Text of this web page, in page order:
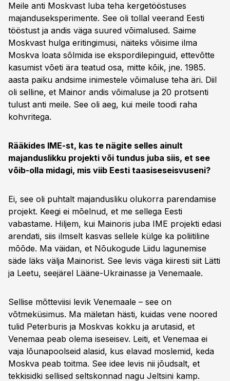
Meile anti Moskvast luba teha kergetööstuses
majanduseksperimente. See oli tollal veerand Eesti
tööstust ja andis väga suured võimalused. Saime
Moskvast hulga eritingimusi, näiteks võisime ilma
Moskva loata sõlmida ise ekspordilepinguid, ettevõtte
kasumist võeti ära teatud osa, mitte kõik, jne. 1985.
aasta paiku andsime inimestele võimaluse teha äri. Diil
oli selline, et Mainor andis võimaluse ja 20 protsenti
tulust anti meile. See oli aeg, kui meile toodi raha
kohvritega.
Rääkides IME-st, kas te nägite selles ainult
majanduslikku projekti või tundus juba siis, et see
võib-olla midagi, mis viib Eesti taasiseseisvuseni?
Ei, see oli puhtalt majandusliku olukorra parendamise
projekt. Keegi ei mõelnud, et me sellega Eesti
vabastame. Hiljem, kui Mainoris juba IME projekti edasi
arendati, siis ilmselt kasvas sellele külge ka poliitiline
mõõde. Ma väidan, et Nõukogude Liidu lagunemise
säde läks välja Mainorist. See levis väga kiiresti siit Lätti
ja Leetu, seejärel Lääne-Ukrainasse ja Venemaale.
Sellise mõtteviisi levik Venemaale – see on
võtmeküsimus. Ma mäletan hästi, kuidas vene noored
tulid Peterburis ja Moskvas kokku ja arutasid, et
Venemaa peab olema iseseisev. Leiti, et Venemaa ei
vaja lõunapoolseid alasid, kus elavad moslemid, keda
Moskva peab toitma. See idee levis nii jõudsalt, et
tekkisidki sellised seltskonnad nagu Jeltsini kamp.